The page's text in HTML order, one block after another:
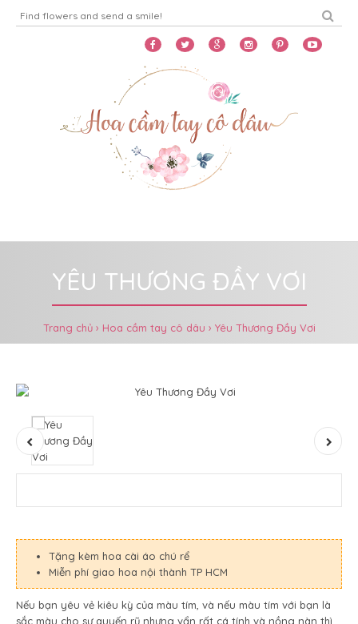
YÊU THƯƠNG ĐẦY VƠI
Trang chủ Hoa cầm tay cô dâu Yêu Thương Đầy Vơi
Tặng kèm hoa cài áo chú rể
Miễn phí giao hoa nội thành TP HCM
Nếu bạn yêu vẻ kiêu kỳ của màu tím, và nếu màu tím với bạn là
sắc màu cho sự quyến rũ nhưng vẩn rất cá tính và nồng nàn thì